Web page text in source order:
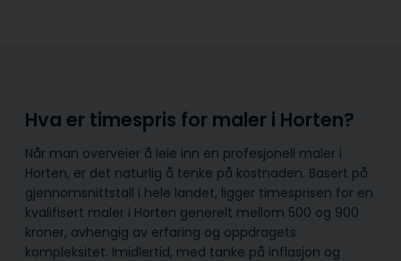
Hva er timespris for maler i Horten?
Når man overveier å leie inn en profesjonell maler i
Horten, er det naturlig å tenke på kostnaden. Basert på
gjennomsnittstall i hele landet, ligger timesprisen for en
kvalifisert maler i Horten generelt mellom 500 og 900
kroner, avhengig av erfaring og oppdragets
kompleksitet. Imidlertid, med tanke på inflasjon og